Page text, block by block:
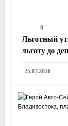
0
Льготный
льготу до
25.07.2026